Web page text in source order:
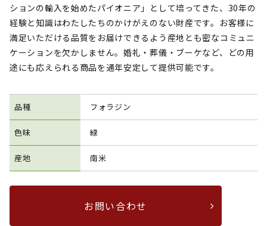
ションの輸入を始めたパイオニア」として培ってきた、30年の
経験と知識はわたしたちのかけがえのない財産です。お客様に
満足いただける品質をお届けできるよう産地とも密なコミュニ
ケーションを欠かしません。婚礼・葬儀・ブーケなど、どの用
途にも応えられる商品を通年安定して提供可能です。
品種 フォラジン
色味 緑
産地 南米
お問い合わせ